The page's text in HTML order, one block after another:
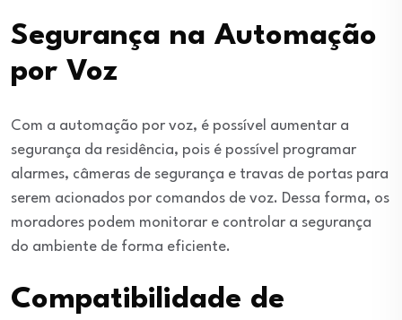
Segurança na Automação
por Voz
Com a automação por voz, é possível aumentar a
segurança da residência, pois é possível programar
alarmes, câmeras de segurança e travas de portas para
serem acionados por comandos de voz. Dessa forma, os
moradores podem monitorar e controlar a segurança
do ambiente de forma eficiente.
Compatibilidade de